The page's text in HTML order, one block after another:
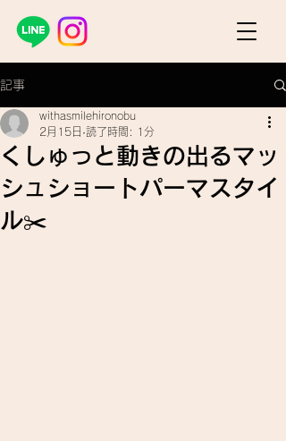
記事
くしゅっと動きの出るマッ
シュショートパーマスタイ
ル✂️
withasmilehironobu
2月15日 読了時間: 1分